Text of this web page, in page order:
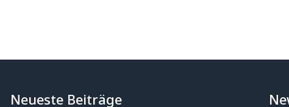
Neueste Beiträge